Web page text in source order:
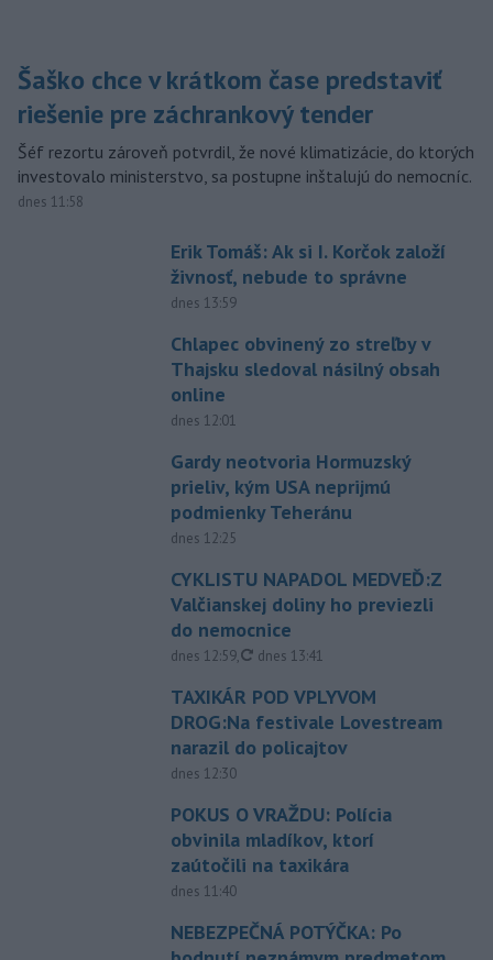
Šaško chce v krátkom čase predstaviť
riešenie pre záchrankový tender
Šéf rezortu zároveň potvrdil, že nové klimatizácie, do ktorých
investovalo ministerstvo, sa postupne inštalujú do nemocníc.
dnes 11:58
Erik Tomáš: Ak si I. Korčok založí
živnosť, nebude to správne
dnes 13:59
Chlapec obvinený zo streľby v
Thajsku sledoval násilný obsah
online
dnes 12:01
Gardy neotvoria Hormuzský
prieliv, kým USA neprijmú
podmienky Teheránu
dnes 12:25
CYKLISTU NAPADOL MEDVEĎ:Z
Valčianskej doliny ho previezli
do nemocnice
dnes 12:59, aktualizované
dnes 13:41
TAXIKÁR POD VPLYVOM
DROG:Na festivale Lovestream
narazil do policajtov
dnes 12:30
POKUS O VRAŽDU: Polícia
obvinila mladíkov, ktorí
zaútočili na taxikára
dnes 11:40
NEBEZPEČNÁ POTÝČKA: Po